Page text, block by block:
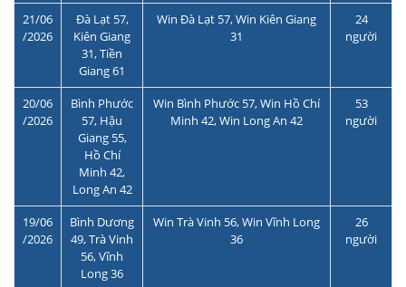
21/06
/2026
Đà Lạt 57,
Kiên Giang
31, Tiền
Giang 61
Win Đà Lạt 57, Win Kiên Giang
31
24
người
20/06
/2026
Bình Phước
57, Hậu
Giang 55,
Hồ Chí
Minh 42,
Long An 42
Win Bình Phước 57, Win Hồ Chí
Minh 42, Win Long An 42
53
người
19/06
/2026
Bình Dương
49, Trà Vinh
56, Vĩnh
Long 36
Win Trà Vinh 56, Win Vĩnh Long
36
26
người